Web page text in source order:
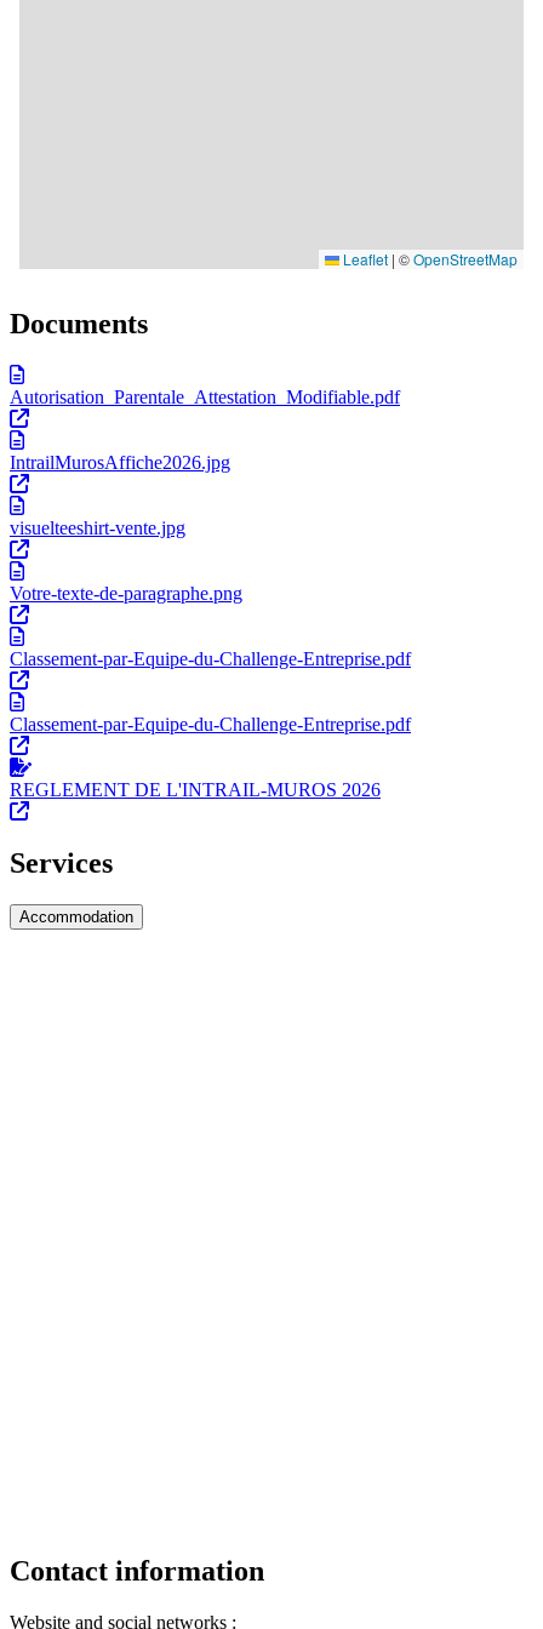
Documents
Autorisation_Parentale_Attestation_Modifiable.pdf
IntrailMurosAffiche2026.jpg
visuelteeshirt-vente.jpg
Votre-texte-de-paragraphe.png
Classement-par-Equipe-du-Challenge-Entreprise.pdf
Classement-par-Equipe-du-Challenge-Entreprise.pdf
REGLEMENT DE L'INTRAIL-MUROS 2026
Services
Accommodation
Contact information
Website and social networks :